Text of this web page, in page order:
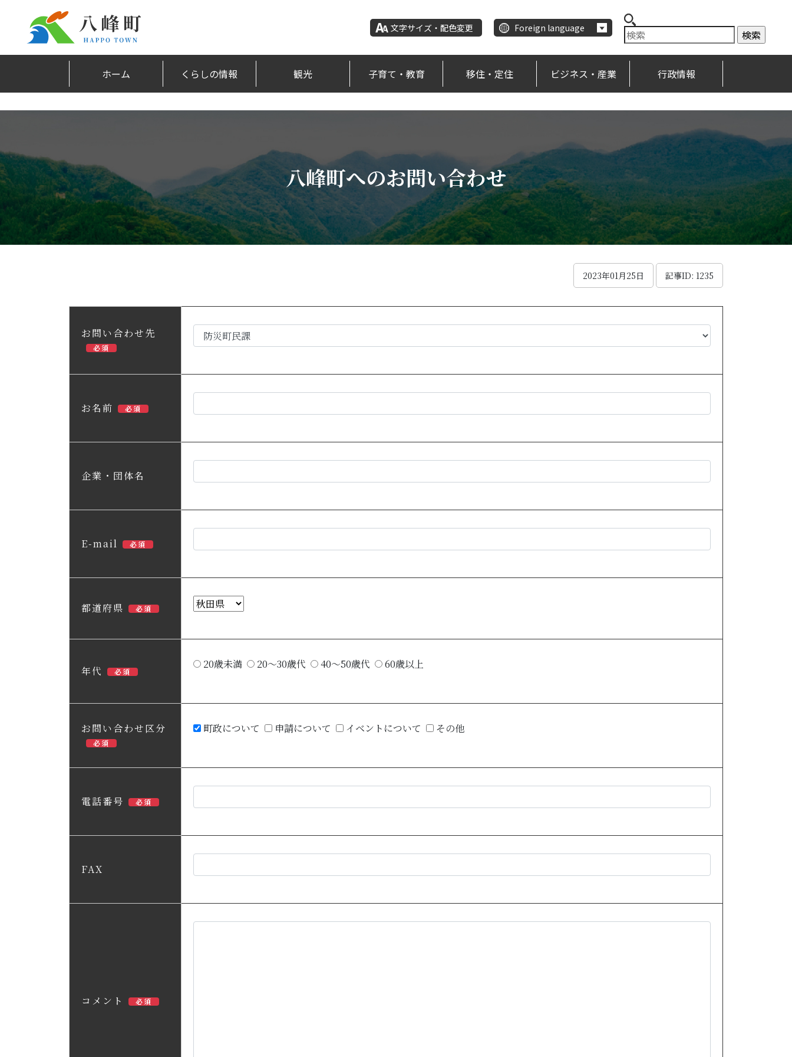
文字サイズ・配色変更 Foreign language
ホーム くらしの情報 観光 子育て・教育 移住・定住 ビジネス・産業 行政情報
八峰町へのお問い合わせ
2023年01月25日 記事ID: 1235
お問い合わせ先
必須
お名前 必須
企業・団体名
E-mail 必須
都道府県 必須
年代 必須
20歳未満 20～30歳代 40～50歳代 60歳以上
お問い合わせ区分
必須
町政について 申請について イベントについて その他
電話番号 必須
FAX
コメント 必須